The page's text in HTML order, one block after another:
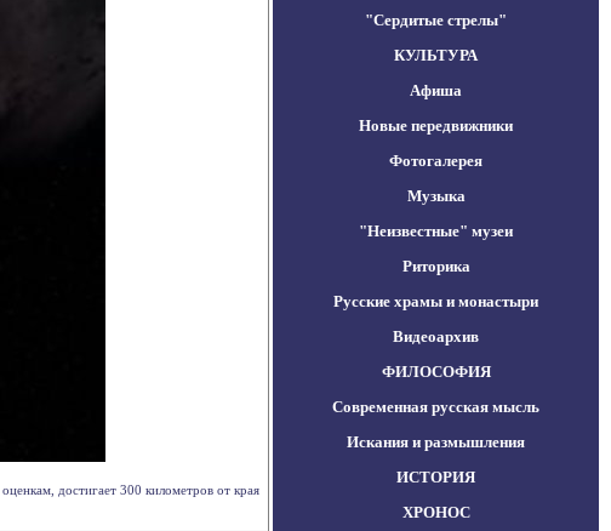
достигает 300 километров от края
"Сердитые стрелы"
КУЛЬТУРА
Афиша
Новые передвижники
Фотогалерея
Музыка
"Неизвестные" музеи
Риторика
Русские храмы и монастыри
Видеоархив
ФИЛОСОФИЯ
Современная русская мысль
Искания и размышления
ИСТОРИЯ
ХРОНОС